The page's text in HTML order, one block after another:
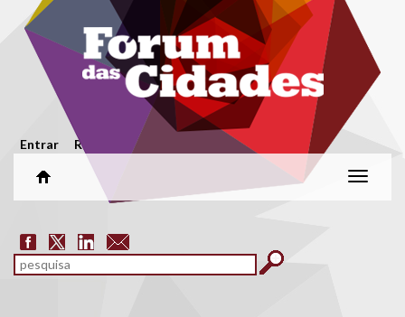
Passar para o conteúdo principal
Menu secundário
Entrar Registar
Alterar
Formulário de pesquisa
pesquisar